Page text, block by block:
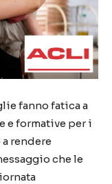
fanno fatica a
e formative per i
rendere
che le